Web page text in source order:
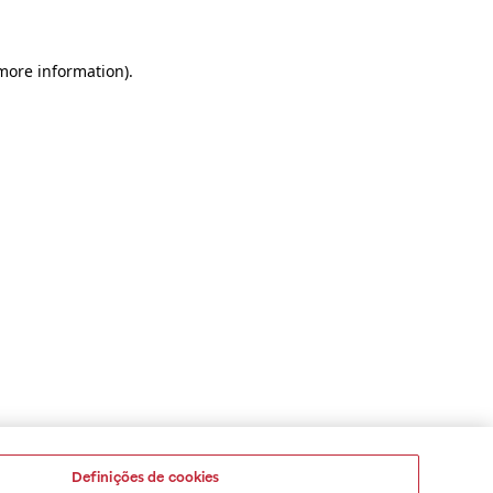
information).
Definições de cookies